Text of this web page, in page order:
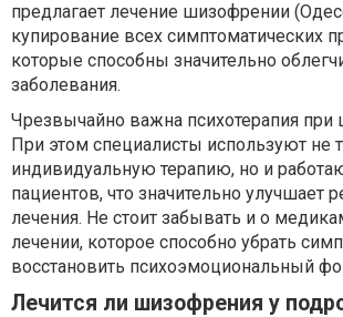
предлагает лечение шизофрении
купирование всех симптоматических
которые способны значительно
заболевания.
Чрезвычайно важна психотерапия при
При этом специалисты используют не
индивидуальную терапию, но и
пациентов, что значительно улучшает
лечения. Не стоит забывать и о
лечении, которое способно убрать
восстановить психоэмоциональный
Лечится ли шизофрения у